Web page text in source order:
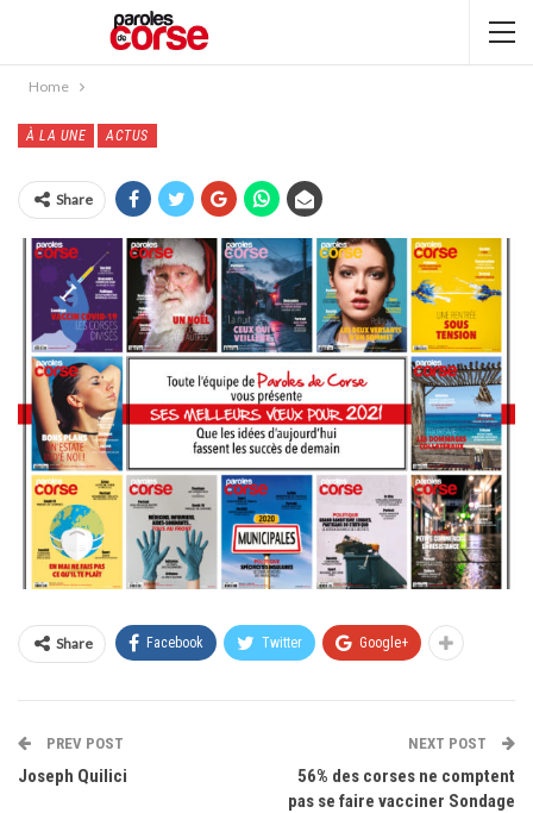
Home
À LA UNE ACTUS
Share
Share Facebook Twitter Google+
PREV POST
Joseph Quilici
NEXT POST
56% des corses ne comptent
pas se faire vacciner Sondage